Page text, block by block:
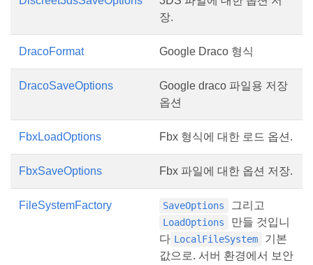
장.
DracoFormat Google Draco 형식
DracoSaveOptions
Google draco 파일용 저장
옵션
FbxLoadOptions Fbx 형식에 대한 로드 옵션.
FbxSaveOptions Fbx 파일에 대한 옵션 저장.
FileSystemFactory SaveOptions 그리고
LoadOptions
만들 것입니
다 LocalFileSystem
기본
값으로. 서버 환경에서 보안